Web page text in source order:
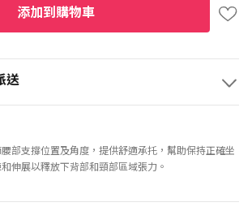
添加到購物車
送
部支撐位置及角度，提供舒適承托，幫助保持正確坐
伸展以釋放下背部和頸部區域張力。